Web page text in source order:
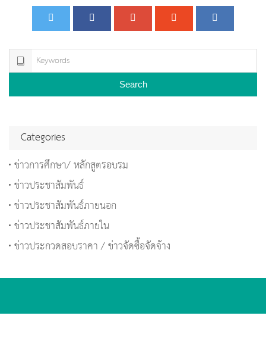
Search
Categories
ข่าวการศึกษา/ หลักสูตรอบรม
ข่าวประชาสัมพันธ์
ข่าวประชาสัมพันธ์ภายนอก
ข่าวประชาสัมพันธ์ภายใน
ข่าวประกวดสอบราคา / ข่าวจัดซื้อจัดจ้าง